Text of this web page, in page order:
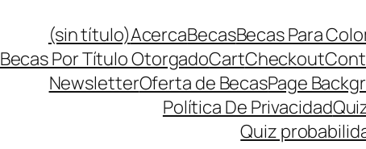
(sin título)AcercaBecasBecas Para
Becas Por Título OtorgadoCartCheckout
NewsletterOferta de BecasPage
Política De Privacidad
Quiz